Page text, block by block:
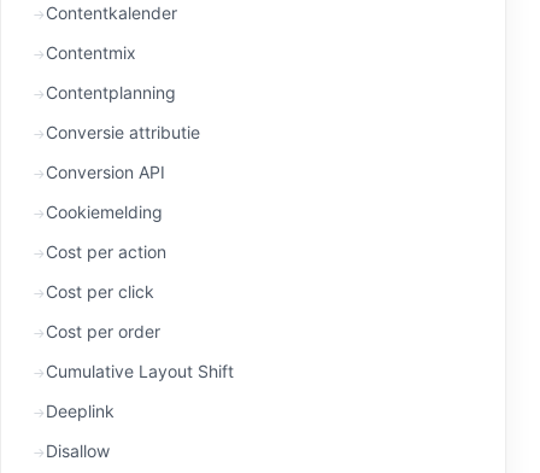
Contentkalender
Contentmix
Contentplanning
Conversie attributie
Conversion API
Cookiemelding
Cost per action
Cost per click
Cost per order
Cumulative Layout Shift
Deeplink
Disallow